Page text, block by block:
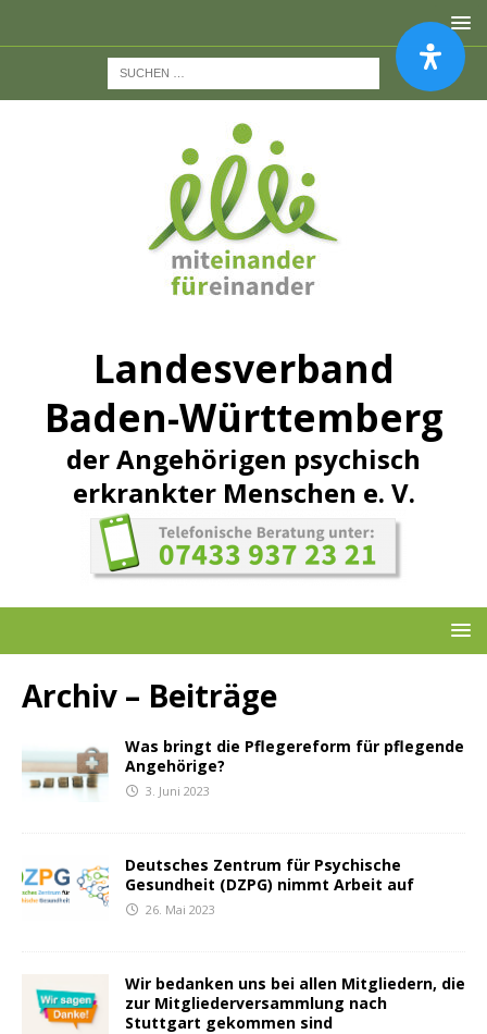
Landesverband
Baden-Württemberg
der Angehörigen psychisch
erkrankter Menschen e. V.
Archiv – Beiträge
Was bringt die Pflegereform für pflegende
Angehörige?
3. Juni 2023
Deutsches Zentrum für Psychische
Gesundheit (DZPG) nimmt Arbeit auf
26. Mai 2023
Wir bedanken uns bei allen Mitgliedern, die
zur Mitgliederversammlung nach
Stuttgart gekommen sind